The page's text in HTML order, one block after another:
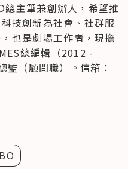
主筆兼創辦人，希望推
技創新為社會、社群服
也是劇場工作者，現擔
總編輯（2012 -
（顧問職）。信箱：